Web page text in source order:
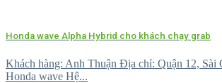
Honda wave Alpha Hybrid cho khách chạy grab
Khách hàng: Anh Thuận Địa chỉ: Quận 12, Sài
Honda wave Hệ...